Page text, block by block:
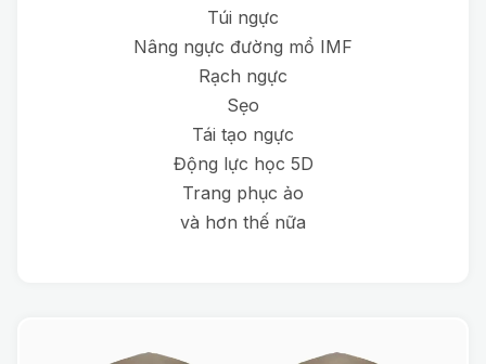
Túi ngực
Nâng ngực đường mổ IMF
Rạch ngực
Sẹo
Tái tạo ngực
Động lực học 5D
Trang phục ảo
và hơn thế nữa